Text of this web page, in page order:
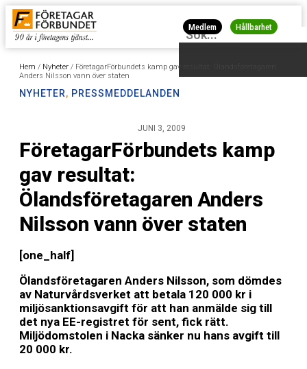
Medlem Hållbarhet
Hem / Nyheter / FöretagarFörbundets kamp gav resultat: Ölandsföretagaren
Anders Nilsson vann över staten
NYHETER, PRESSMEDDELANDEN
JUNI 3, 2009
FöretagarFörbundets kamp
gav resultat:
Ölandsföretagaren Anders
Nilsson vann över staten
[one_half]
Ölandsföretagaren Anders Nilsson, som dömdes
av Naturvårdsverket att betala 120 000 kr i
miljösanktionsavgift för att han anmälde sig till
det nya EE-registret för sent, fick rätt.
Miljödomstolen i Nacka sänker nu hans avgift till
20 000 kr.